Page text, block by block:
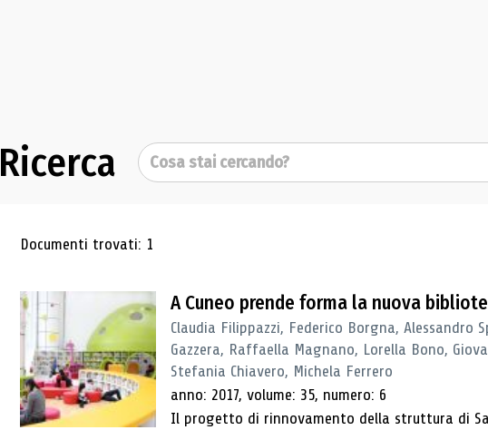
Ricerca Cerca
Risultati di ricerca
Documenti trovati: 1
A Cuneo prende forma la nuova
Claudia Filippazzi, Federico Borgna, Alessandro
Gazzera, Raffaella Magnano, Lorella Bono,
Stefania Chiavero, Michela Ferrero
anno: 2017, volume: 35, numero: 6
Il progetto di rinnovamento della struttura di